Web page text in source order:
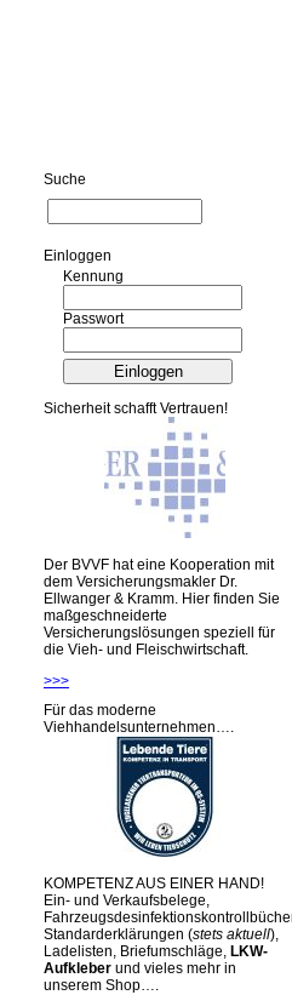
Suche
Ein­log­gen
Kennung
Passwort
Sicherheit schafft Vertrauen!
Der BVVF hat eine Kooperation mit
dem Versicherungsmakler Dr.
Ellwanger & Kramm. Hier finden Sie
maßgeschneiderte
Versicherungslösungen speziell für
die Vieh- und Fleischwirtschaft.
>>>
Für das moderne
Viehhandelsunternehmen….
KOMPETENZ AUS EINER HAND!
Ein- und Verkaufsbelege,
Standarderklärungen (stets aktuell),
Ladelisten, Briefumschläge, LKW-
Aufkleber und vieles mehr in
unserem Shop….